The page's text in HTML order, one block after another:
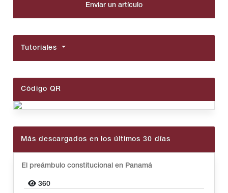
Enviar un artículo
Tutoriales
Código QR
Más descargados en los últimos 30 días
El preámbulo constitucional en Panamá
360